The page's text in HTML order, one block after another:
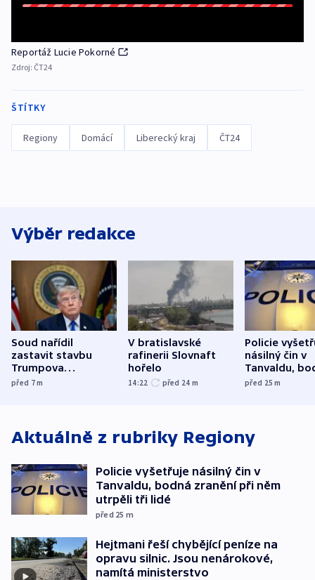
Reportáž Lucie Pokorné
Zdroj: ČT24
ŠTÍTKY
Regiony Domácí Liberecký kraj ČT24
Výběr redakce
Soud nařídil
zastavit stavbu
Trumpova
tanečního sálu
před 7m
V bratislavské
rafinerii Slovnaft
hořelo
14:22 před 24 m
Policie
násilný čin v
Tanvaldu,
zranění při
před 25m
Aktuálně z rubriky Regiony
Policie vyšetřuje násilný čin v
Tanvaldu, bodná zranění při něm
utrpěli tři lidé
před 25 m
Hejtmani řeší chybějící peníze na
opravu silnic. Jsou nenárokové,
namítá ministerstvo